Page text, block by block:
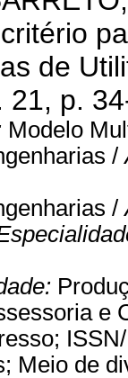
de
21, p.
Modelo
/
/
e
Meio de